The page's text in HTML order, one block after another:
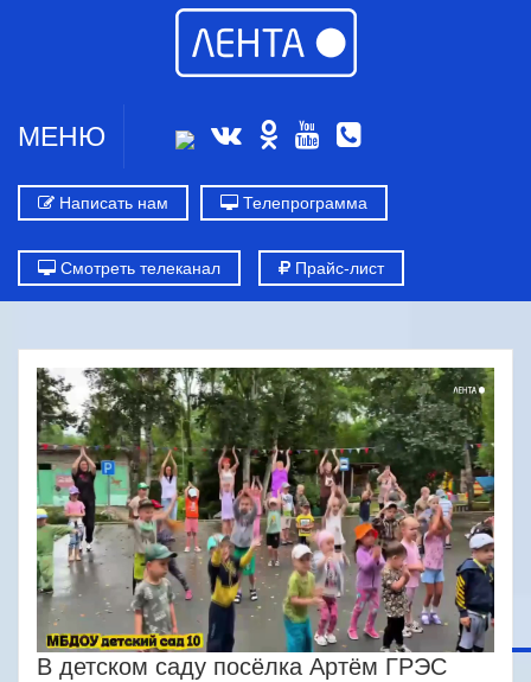
МЕНЮ
Написать нам Телепрограмма
Смотреть телеканал Прайс-лист
В детском саду посёлка Артём ГРЭС